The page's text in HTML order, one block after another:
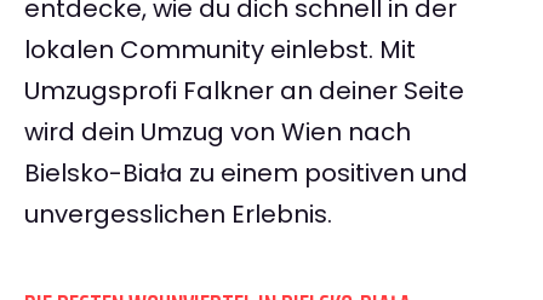
entdecke, wie du dich schnell in der
lokalen Community einlebst. Mit
Umzugsprofi Falkner an deiner Seite
wird dein Umzug von Wien nach
Bielsko-Biała zu einem positiven und
unvergesslichen Erlebnis.